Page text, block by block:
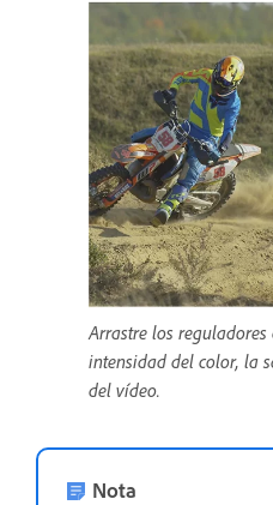
Arrastre los
intensidad del color, la
del vídeo.
Nota